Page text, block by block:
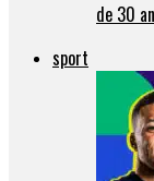
de 30
sport